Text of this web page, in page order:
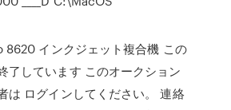
インクジェット複合機 この
了しています このオークション
は ログインしてください。 連絡